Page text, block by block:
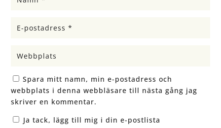
Spara mitt namn, min e-postadress och
webbplats i denna webbläsare till nästa gång jag
skriver en kommentar.
Ja tack, lägg till mig i din e-postlista